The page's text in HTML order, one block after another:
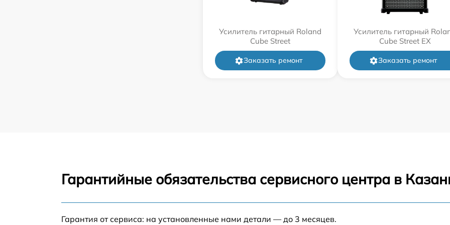
Усилитель гитарный Roland
Cube Street
Заказать ремонт
Усилитель гитарный
Cube Street EX
Заказать ремонт
Гарантийные обязательства сервисного центра в
Гарантия от сервиса: на установленные нами детали — до 3 месяцев.